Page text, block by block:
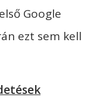
Google
ezt sem kell